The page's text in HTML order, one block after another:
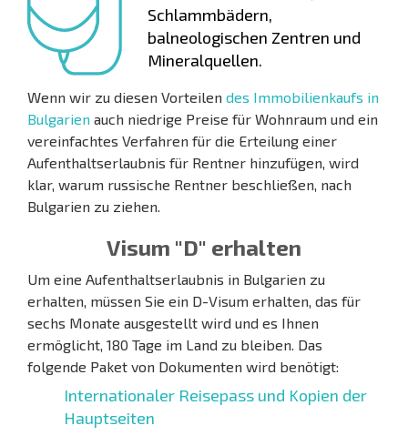
Schlammbädern,
balneologischen Zentren und
Mineralquellen.
Wenn wir zu diesen Vorteilen des Immobilienkaufs in
Bulgarien auch niedrige Preise für Wohnraum und ein
vereinfachtes Verfahren für die Erteilung einer
Aufenthaltserlaubnis für Rentner hinzufügen, wird
klar, warum russische Rentner beschließen, nach
Bulgarien zu ziehen.
Visum "D" erhalten
Um eine Aufenthaltserlaubnis in Bulgarien zu
erhalten, müssen Sie ein D-Visum erhalten, das für
sechs Monate ausgestellt wird und es Ihnen
ermöglicht, 180 Tage im Land zu bleiben. Das
folgende Paket von Dokumenten wird benötigt:
Internationaler Reisepass und Kopien der
Hauptseiten